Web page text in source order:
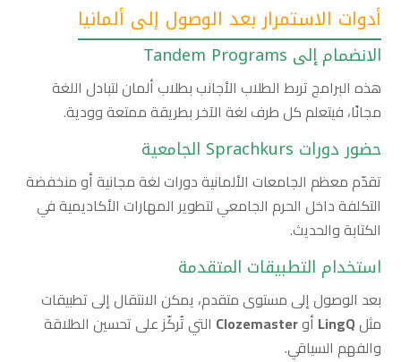
أدوات الاستمرار بعد الوصول إلى ألمانيا
الانضمام إلى
هذه البرامج تربط الطلاب الأجانب بطلاب ألمان لتبادل اللغة
مجانًا، فيتعلم كل طرف لغة الآخر بطريقة ممتعة وودية.
حضور دورات الجامعية
تقدّم معظم الجامعات الألمانية دورات لغة مجانية أو منخفضة
التكلفة داخل الحرم الجامعي لتطوير المهارات الأكاديمية في
الكتابة والحديث.
استخدام التطبيقات المتقدمة
بعد الوصول إلى مستوى متقدم، يمكن الانتقال إلى تطبيقات
مثلLingQ أوClozemaster التي تُركّز على تحسين الطلاقة
والفهم السياقي.